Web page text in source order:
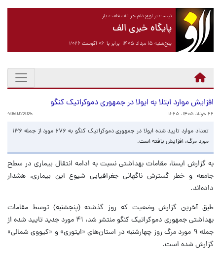
نیست بر لوح دلم جز الف قامت یار
پایگاه خبری الف
پنج‌شنبه ۱۵ مرداد ۱۴۰۵ برابر با ۰۶ آگوست ۲۰۲۶
افزایش موارد ابتلا به ابولا در جمهوری دموکراتیک کنگو
۲۲ خرداد ۱۴۰۵، ۱۱:۲۵ 4050322025
تعداد موارد تایید شده ابولا در جمهوری دموکراتیک کنگو به ۶۷۶ مورد از جمله ۱۳۶
مورد مرگ، افزایش یافته است.
به گزارش ایسنا، مقامات بهداشتی نسبت به ادامه انتقال بیماری در سطح
جامعه و خطر گسترش ناگهانی جغرافیایی شیوع این بیماری، هشدار
داده‌اند.
طبق آخرین گزارش وضعیت که روز گذشته (پنجشنبه) توسط مقامات
بهداشتی جمهوری دموکراتیک کنگو منتشر شد، ۴۱ مورد جدید تایید شده از
جمله ۹ مورد مرگ روز چهارشنبه در استان‌های «ایتوری» و «کیووی شمالی»
گزارش شده است.